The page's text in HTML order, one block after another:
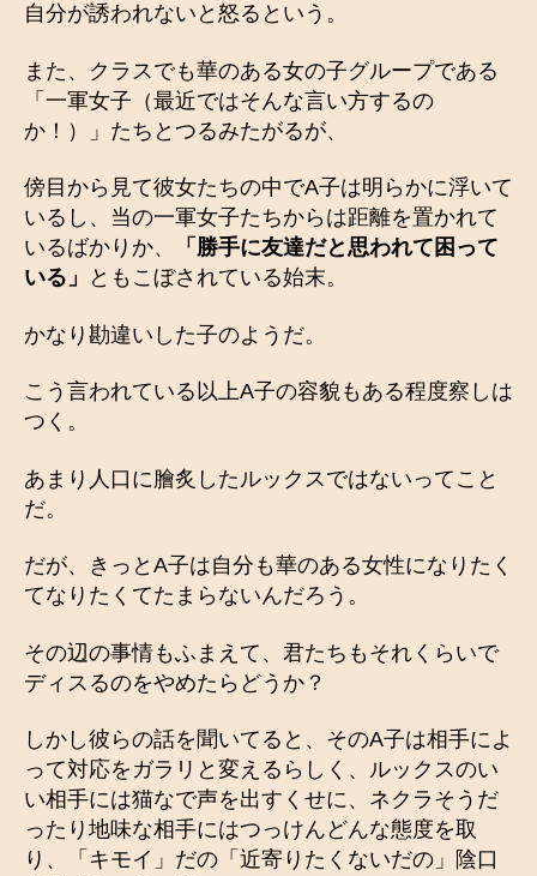
自分が誘われないと怒るという。
また、クラスでも華のある女の子グループである
「一軍女子（最近ではそんな言い方するの
か！）」たちとつるみたがるが、
傍目から見て彼女たちの中でA子は明らかに浮いて
いるし、当の一軍女子たちからは距離を置かれて
いるばかりか、
「勝手に友達だと思われて困って
いる」
ともこぼされている始末。
かなり勘違いした子のようだ。
こう言われている以上A子の容貌もある程度察しは
つく。
あまり人口に膾炙したルックスではないってこと
だ。
だが、きっとA子は自分も華のある女性になりたく
てなりたくてたまらないんだろう。
その辺の事情もふまえて、君たちもそれくらいで
ディスるのをやめたらどうか？
しかし彼らの話を聞いてると、そのA子は相手によ
って対応をガラリと変えるらしく、ルックスのい
い相手には猫なで声を出すくせに、ネクラそうだ
ったり地味な相手にはつっけんどんな態度を取
り、「キモイ」だの「近寄りたくないだの」陰口